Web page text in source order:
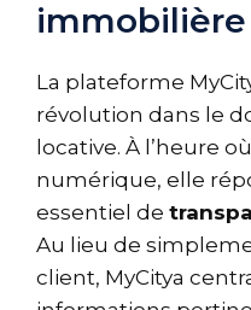
La plateforme
révolution dans le
locative. À l’heure
numérique, elle
essentiel de
Au lieu de
client, MyCitya